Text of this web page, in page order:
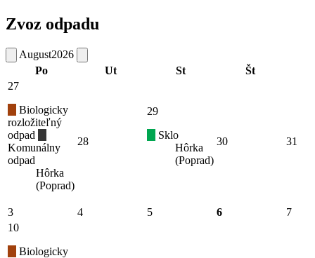
Zvoz odpadu
August2026
Po
Ut St Št
27
Biologicky
rozložiteľný
odpad
Komunálny
odpad
Hôrka
(Poprad)
28
29
Sklo
Hôrka
(Poprad)
30 31
3 4 5 6
7
10
Biologicky